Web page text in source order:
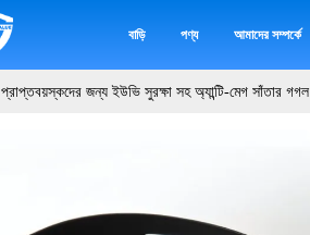
বাড়ি পণ্য আমাদের সম্পর্কে
প্রাপ্তবয়স্কদের জন্য ইউভি সুরক্ষা সহ অ্যান্টি-মেগ সাঁতার গগল